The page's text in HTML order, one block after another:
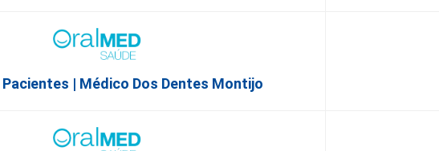
Pacientes | Médico Dos Dentes Montijo